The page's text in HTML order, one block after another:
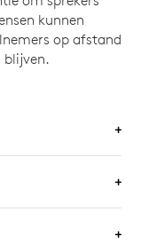
kunnen
op afstand
blijven.